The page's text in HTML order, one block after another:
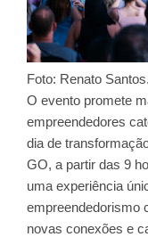
Foto: Renato Santos.
O evento promete
empreendedores
dia de
GO, a partir das 9
uma experiência
empreendedorismo
novas conexões e